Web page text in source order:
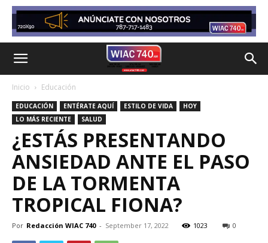
Inicio Educación
EDUCACIÓN ENTÉRATE AQUÍ ESTILO DE VIDA
HOY
LO MÁS RECIENTE
SALUD
¿ESTÁS PRESENTANDO
ANSIEDAD ANTE EL PASO
DE LA TORMENTA
TROPICAL FIONA?
Por Redacción WIAC 740 - September 17, 2022 1023 0